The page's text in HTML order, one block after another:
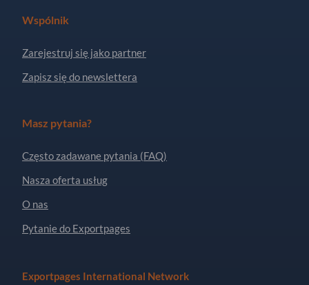
Wspólnik
Zarejestruj się jako partner
Zapisz się do newslettera
Masz pytania?
Często zadawane pytania (FAQ)
Nasza oferta usług
O nas
Pytanie do Exportpages
Exportpages International Network